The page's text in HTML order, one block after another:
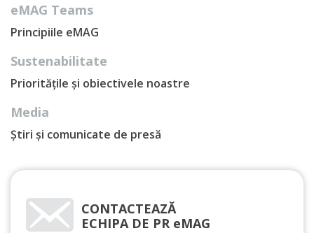
eMAG Teams
Principiile eMAG
Sustenabilitate
Prioritățile și obiectivele noastre
Media
Știri și comunicate de presă
CONTACTEAZĂ
ECHIPA DE PR eMAG